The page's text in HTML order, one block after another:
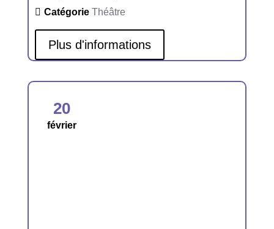
Catégorie Théâtre
Plus d'informations
20
février